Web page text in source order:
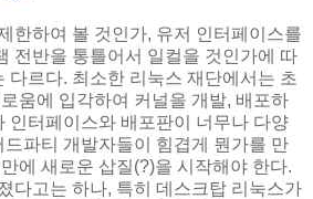
한하여 볼 것인가, 유저 인터페이스를
전반을 통틀어서 일컬을 것인가에 따
다르다. 최소한 리눅스 재단에서는 초
움에 입각하여 커널을 개발, 배포하
인터페이스와 배포판이 너무나 다양
파티 개발자들이 힘겹게 뭔가를 만
에 새로운 삽질(?)을 시작해야 한다.
다고는 하나, 특히 데스크탑 리눅스가